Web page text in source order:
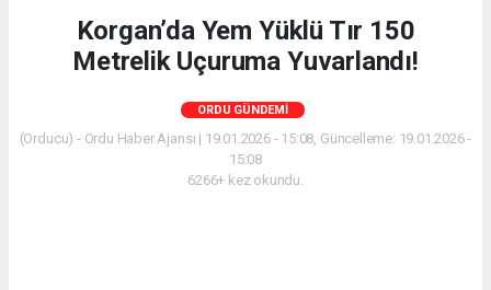
Korgan’da Yem Yüklü Tır 150
Metrelik Uçuruma Yuvarlandı!
ORDU GÜNDEMI
(Orducu) - Ordu Haber Ajansı | 19.01.2026 - 15:08, Güncelleme: 19.01.2026 -
15:08
6266+ kez okundu.